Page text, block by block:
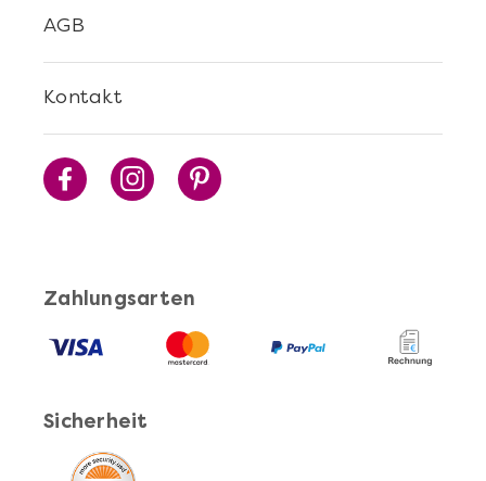
Zahlungsarten
Sicherheit
Kontakt
AGB